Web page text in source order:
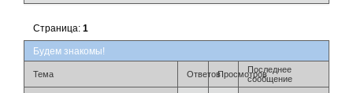
Будем знакомы!
Страница:1
Тема ОтветовПросмотровПоследнее
сообщение